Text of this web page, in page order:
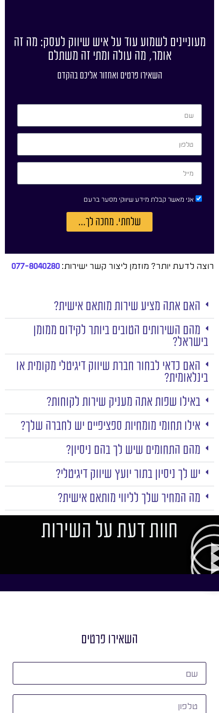
מעוניינים לשמוע עוד על איש שיווק לעסק: מה זה
אומר, מה עולה ומתי זה משתלם
השאירו פרטים ואחזור אליכם בהקדם
אני מאשר קבלת מידע שיווקי מסער ברעם
שלחתי. מחכה לך...
רוצה לדעת יותר? מוזמן ליצור קשר ישירות:077-8040280
האם אתה מציע שירות מותאם אישית?
מהם השירותים הטובים ביותר לקידום ממומן
בישראל?
האם כדאי לבחור חברת שיווק דיגיטלי מקומית או
בינלאומית?
באילו שפות אתה מעניק שירות לקוחות?
אילו תחומי מומחיות ספציפיים יש לחברה שלך?
מהם התחומים שיש לך בהם ניסיון?
יש לך ניסיון בתור יועץ שיווק דיגיטלי?
מה המחיר שלך לליווי מותאם אישית?
חוות דעת על השירות
השאירו פרטים